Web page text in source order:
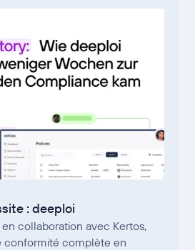
: deeploi
collaboration avec Kertos,
conformité complète en